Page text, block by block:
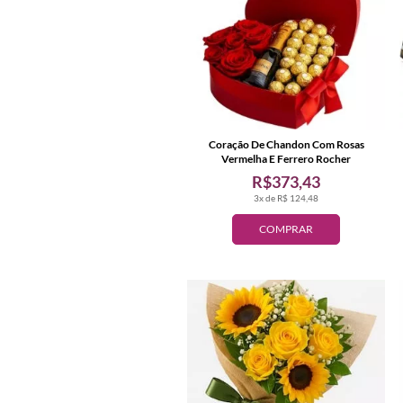
COMPRAR
3x de R$ 124,48
R$373,43
Coração De Chandon Com Rosas
Vermelha E Ferrero Rocher